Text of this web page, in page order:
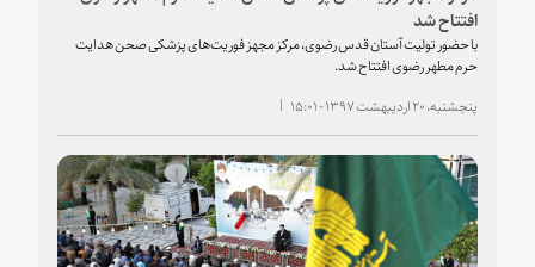
افتتاح شد
با حضور تولیت آستان قدس رضوی، مرکز مجهز فوریت‌های پزشکی صحن هدایت
حرم مطهر رضوی افتتاح شد.
پنجشنبه، ۲۰ اردیبهشت ۱۳۹۷ - ۱۵:۰۱